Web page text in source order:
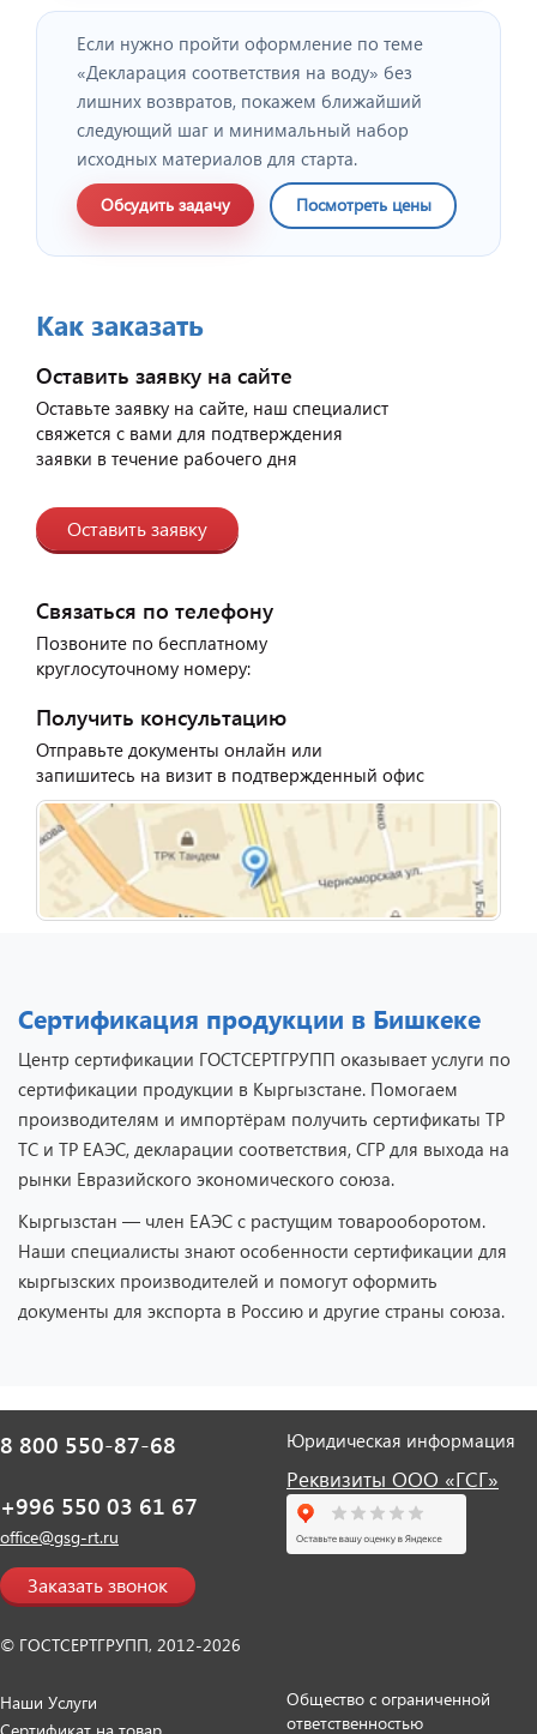
Если нужно пройти оформление по теме
«Декларация соответствия на воду» без
лишних возвратов, покажем ближайший
следующий шаг и минимальный набор
исходных материалов для старта.
Обсудить задачу Посмотреть цены
Как заказать
Оставить заявку на сайте
Оставьте заявку на сайте, наш специалист
свяжется с вами для подтверждения
заявки в течение рабочего дня
Оставить заявку
Связаться по телефону
Позвоните по бесплатному
круглосуточному номеру:
Получить консультацию
Отправьте документы онлайн или
запишитесь на визит в подтвержденный офис
Сертификация продукции в Бишкеке
Центр сертификации ГОСТСЕРТГРУПП оказывает услуги по
сертификации продукции в Кыргызстане. Помогаем
производителям и импортёрам получить сертификаты ТР
ТС и ТР ЕАЭС, декларации соответствия, СГР для выхода на
рынки Евразийского экономического союза.
Кыргызстан — член ЕАЭС с растущим товарооборотом.
Наши специалисты знают особенности сертификации для
кыргызских производителей и помогут оформить
документы для экспорта в Россию и другие страны союза.
8 800 550-87-68
+996 550 03 61 67
office@gsg-rt.ru
Заказать звонок
© ГОСТСЕРТГРУПП, 2012-2026
Юридическая информация
Реквизиты ООО «ГСГ»
Наши Услуги
Общество с ограниченной
ответственностью